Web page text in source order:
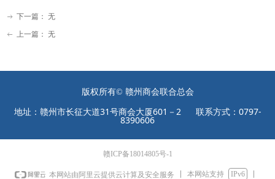
ꂃ 上一篇： 无
ꁹ 下一篇： 无
地址：赣州市长征大道31号商会大厦601－2 联系方式：0797-
8390606
版权所有© 赣州商会联合总会
赣ICP备18014805号-1
本网站由阿里云提供云计算及安全服务 本网站支持 IPv6